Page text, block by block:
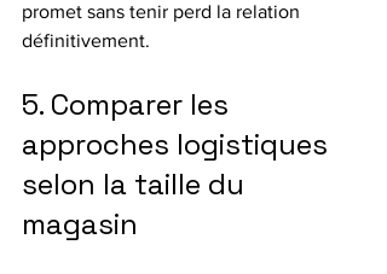
promet sans tenir perd la relation
définitivement.
5. Comparer les
approches logistiques
selon la taille du
magasin